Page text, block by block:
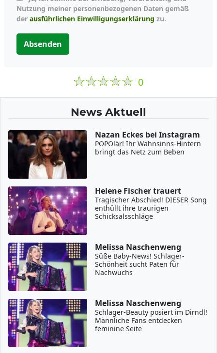
Nutzung meiner personenbezogenen Daten gemäß
der ausführlichen Einwilligungserklärung zu.
Absenden
0
News Aktuell
Nazan Eckes bei Instagram
POPOlär! Ihr Wahnsinns-Hintern
bringt das Netz zum Beben
Helene Fischer trauert
Tragischer Abschied! DIESER Song
enthüllt ihre traurigen
Schicksalsschläge
Melissa Naschenweng
Süße Baby-News! Schlager-
Schönheit sucht Paten für
Nachwuchs
Melissa Naschenweng
Schlager-Beauty posiert im Dirndl!
Männliche Fans entdecken
feminine Seite